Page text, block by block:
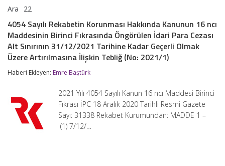
Ara 22
Rekabetin
Korunması
Hakkında
Kanunun
16
Maddesinin
Fıkrasında
Öngörülen
Cezası
4054 Sayılı Rekabetin Korunması Hakkında Kanunun 16 ncı
Maddesinin Birinci Fıkrasında Öngörülen İdari Para Cezası
Alt Sınırının 31/12/2021 Tarihine Kadar Geçerli Olmak
Üzere Artırılmasına İlişkin Tebliğ (No: 2021/1)
Haberi Ekleyen: Emre Baştürk
2021 Yılı 4054 Sayılı Kanun 16 ncı Maddesi Birinci
Fıkrası İPC 18 Aralık 2020 Tarihli Resmi Gazete
Sayı: 31338 Rekabet Kurumundan: MADDE 1 –
(1) 7/12/…